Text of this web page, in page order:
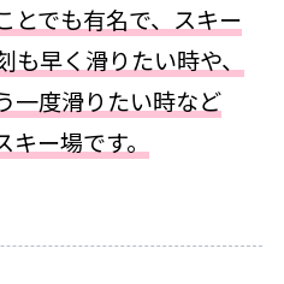
とでも有名で、スキー
早く滑りたい時や、
一度滑りたい時など
ー場です。